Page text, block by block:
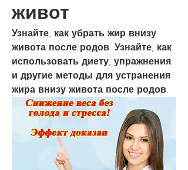
живот
Узнайте, как убрать жир внизу
живота после родов. Узнайте, как
использовать диету, упражнения
и другие методы для устранения
жира внизу живота после родов.